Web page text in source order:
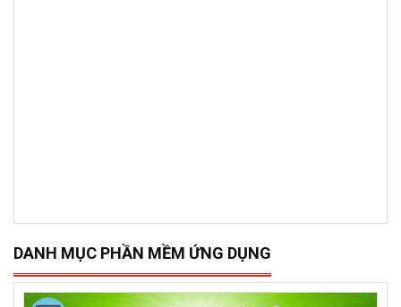
DANH MỤC PHẦN MỀM ỨNG DỤNG